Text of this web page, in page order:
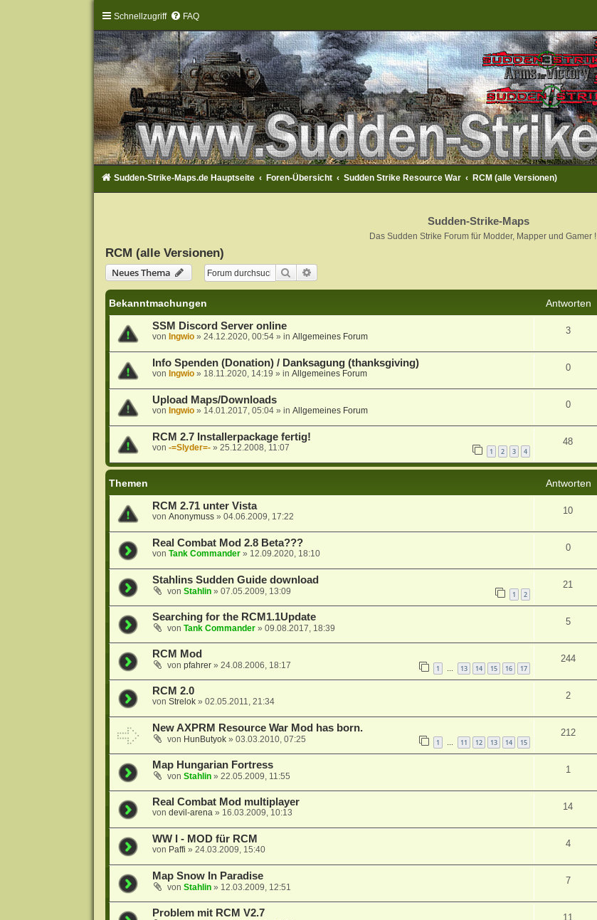
Schnellzugriff FAQ
Sudden-Strike-Maps.de Hauptseite Foren-Übersicht Sudden Strike Resource War RCM (alle Versionen)
Sudden-Strike-Maps
Das Sudden Strike Forum für Modder, Mapper und Gamer !
RCM (alle Versionen)
Neues Thema
Suche
Bekanntmachungen Antworten
SSM Discord Server online
von Ingwio» 24.12.2020, 00:54» in Allgemeines Forum
3
Info Spenden (Donation) / Danksagung (thanksgiving)
von Ingwio» 18.11.2020, 14:19 » in Allgemeines Forum
0
Upload Maps/Downloads
von Ingwio» 14.01.2017, 05:04» in Allgemeines Forum
0
RCM 2.7 Installerpackage fertig!
von -=Slyder=-» 25.12.2008, 11:07 1 2 3 4
48
Themen Antworten
RCM 2.71 unter Vista
von Anonymuss» 04.06.2009, 17:22
10
Real Combat Mod 2.8 Beta???
von Tank Commander» 12.09.2020, 18:10
0
Stahlins Sudden Guide download
von Stahlin» 07.05.2009, 13:09 1 2
21
Searching for the RCM1.1Update
von Tank Commander» 09.08.2017, 18:39
5
RCM Mod
von pfahrer» 24.08.2006, 18:17 1 … 13 14 15 16 17
244
RCM 2.0
von Strelok» 02.05.2011, 21:34
2
New AXPRM Resource War Mod has born.
von HunButyok» 03.03.2010, 07:25 1 … 11 12 13 14 15
212
Map Hungarian Fortress
von Stahlin» 22.05.2009, 11:55
1
Real Combat Mod multiplayer
von devil-arena» 16.03.2009, 10:13
14
WW I - MOD für RCM
von Paffi » 24.03.2009, 15:40
4
Map Snow In Paradise
von Stahlin» 12.03.2009, 12:51
7
Problem mit RCM V2.7 11